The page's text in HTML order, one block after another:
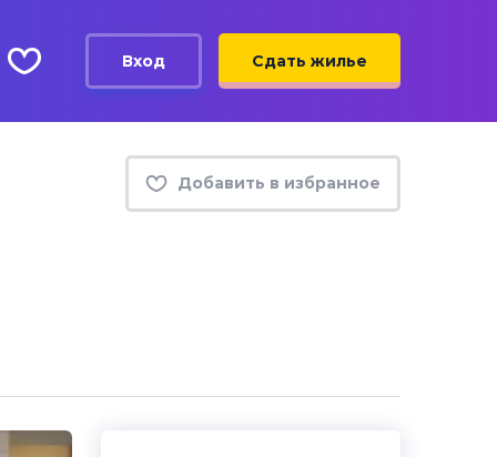
Вход Сдать жилье
Добавить в избранное